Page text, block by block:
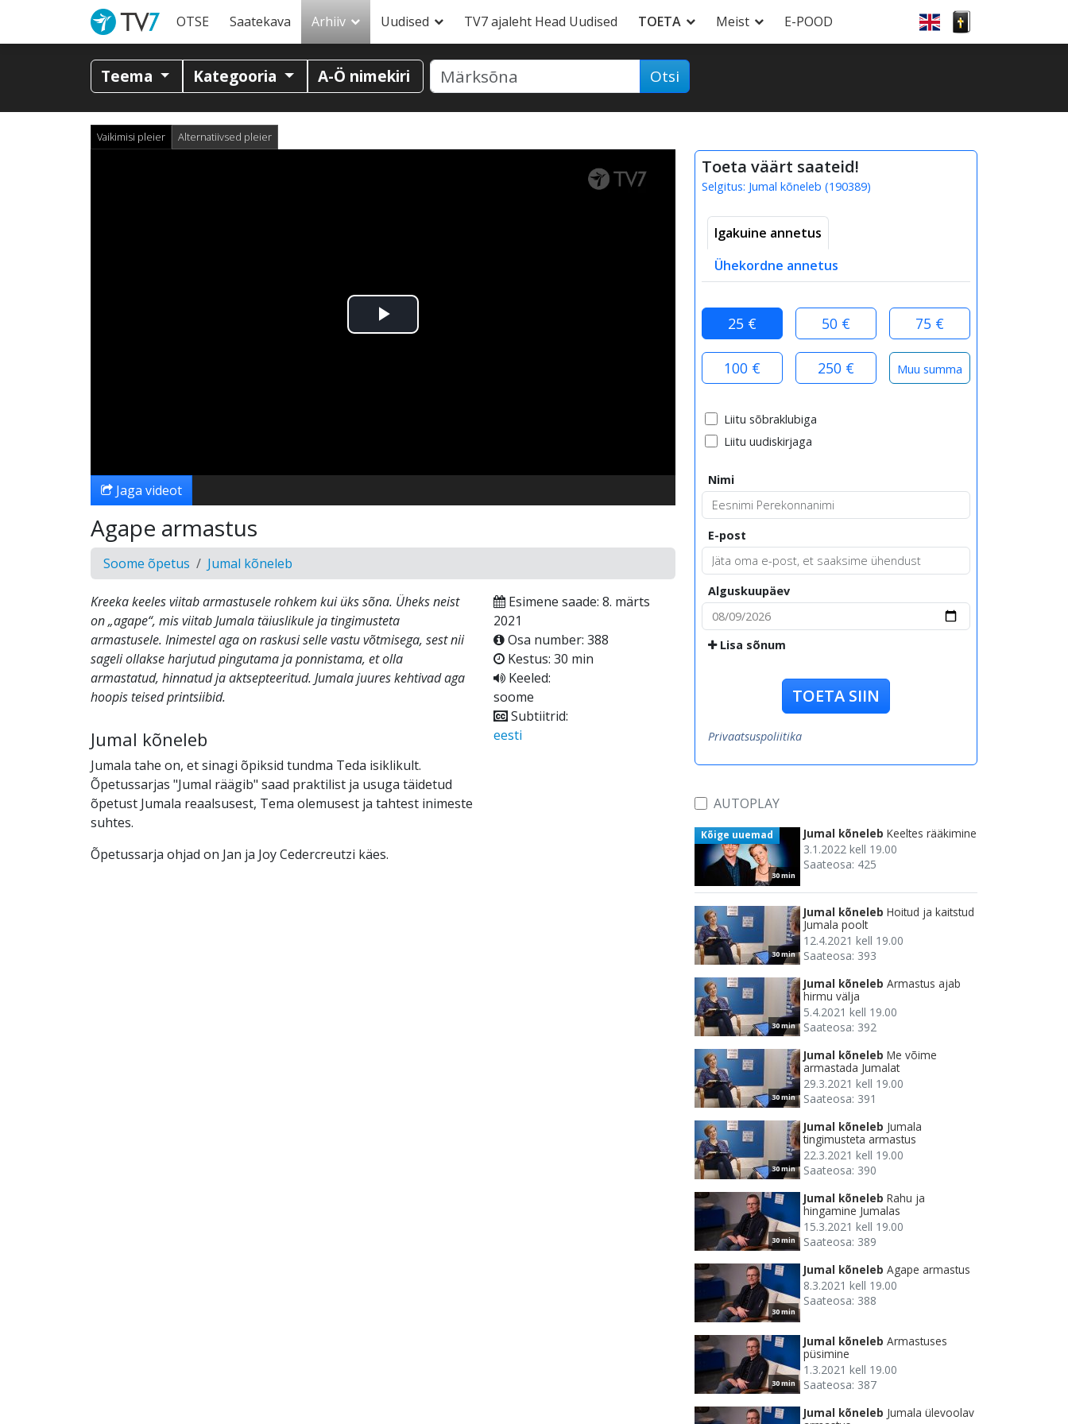
OTSE Saatekava Arhiiv Uudised TV7 ajaleht Head Uudised TOETA Meist E-POOD
Teema Kategooria A-Ö nimekiri Otsi
Vaikimisi pleier Alternatiivsed pleier
Esita
Jaga videot
Agape armastus
Soome õpetus Jumal kõneleb
Kreeka keeles viitab armastusele rohkem kui üks sõna. Üheks neist
on „agape“, mis viitab Jumala täiuslikule ja tingimusteta
armastusele. Inimestel aga on raskusi selle vastu võtmisega, sest nii
sageli ollakse harjutud pingutama ja ponnistama, et olla
armastatud, hinnatud ja aktsepteeritud. Jumala juures kehtivad aga
hoopis teised printsiibid.
Jumal kõneleb
Jumala tahe on, et sinagi õpiksid tundma Teda isiklikult.
Õpetussarjas "Jumal räägib" saad praktilist ja usuga täidetud
õpetust Jumala reaalsusest, Tema olemusest ja tahtest inimeste
suhtes.
Õpetussarja ohjad on Jan ja Joy Cedercreutzi käes.
Esimene saade: 8. märts
2021
Osa number: 388
Kestus: 30 min
Keeled:
soome
Subtiitrid:
eesti
Toeta väärt saateid!
Selgitus: Jumal kõneleb (190389)
Igakuine annetus
Ühekordne annetus
25 € 50 € 75 €
100 € 250 €
Liitu sõbraklubiga
Liitu uudiskirjaga
Nimi
E-post
Alguskuupäev
Lisa sõnum
TOETA SIIN
Privaatsuspoliitika
AUTOPLAY
30 min
Kõige uuemad Jumal kõneleb Keeltes rääkimine
3.1.2022 kell 19.00
Saateosa: 425
30 min
Jumal kõneleb Hoitud ja kaitstud
Jumala poolt
12.4.2021 kell 19.00
Saateosa: 393
30 min
Jumal kõneleb Armastus ajab
hirmu välja
5.4.2021 kell 19.00
Saateosa: 392
30 min
Jumal kõneleb Me võime
armastada Jumalat
29.3.2021 kell 19.00
Saateosa: 391
30 min
Jumal kõneleb Jumala
tingimusteta armastus
22.3.2021 kell 19.00
Saateosa: 390
30 min
Jumal kõneleb Rahu ja
hingamine Jumalas
15.3.2021 kell 19.00
Saateosa: 389
30 min
Jumal kõneleb Agape armastus
8.3.2021 kell 19.00
Saateosa: 388
30 min
Jumal kõneleb Armastuses
püsimine
1.3.2021 kell 19.00
Saateosa: 387
Jumal kõneleb Jumala ülevoolav